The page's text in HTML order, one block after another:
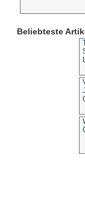
Beliebteste